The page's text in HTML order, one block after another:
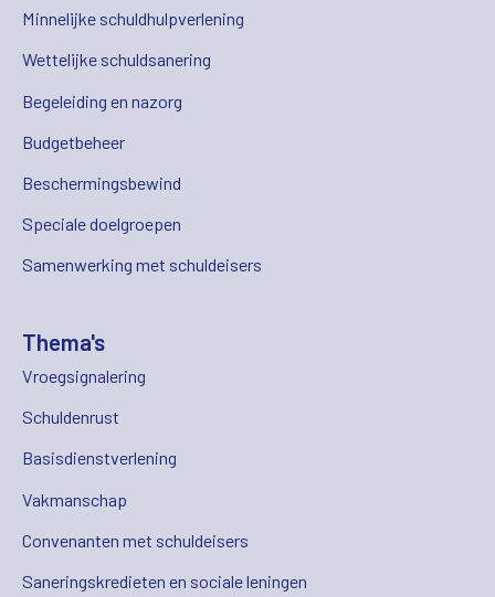
Minnelijke schuldhulpverlening
Wettelijke schuldsanering
Begeleiding en nazorg
Budgetbeheer
Beschermingsbewind
Speciale doelgroepen
Samenwerking met schuldeisers
Thema's
Vroegsignalering
Schuldenrust
Basisdienstverlening
Vakmanschap
Convenanten met schuldeisers
Saneringskredieten en sociale leningen